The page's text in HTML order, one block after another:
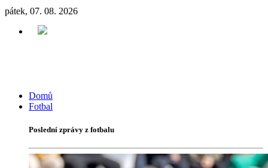
pátek, 07. 08. 2026
Domů
Fotbal
Poslední zprávy z fotbalu